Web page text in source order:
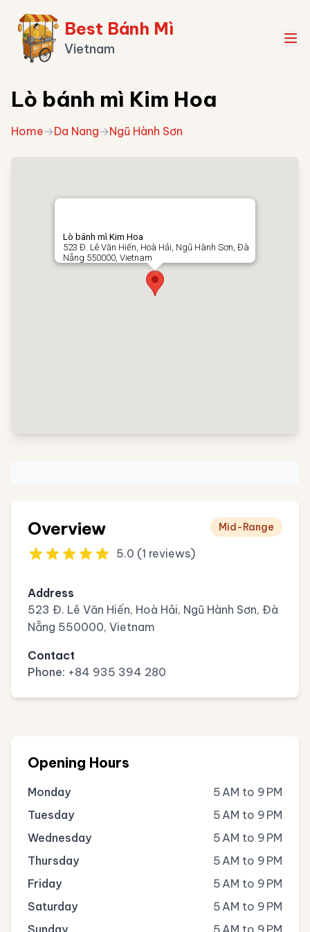
Best Bánh Mì
Vietnam
Lò bánh mì Kim Hoa
Home→Da Nang→Ngũ Hành Sơn
Lò bánh mì Kim Hoa
523 Đ. Lê Văn Hiến, Hoà Hải, Ngũ Hành Sơn, Đà
Nẵng 550000, Vietnam
Overview
5.0 (1 reviews)
Mid-Range
Address
523 Đ. Lê Văn Hiến, Hoà Hải, Ngũ Hành Sơn, Đà
Nẵng 550000, Vietnam
Contact
Phone: +84 935 394 280
Opening Hours
Monday
5 AM to 9 PM
Tuesday
5 AM to 9 PM
Wednesday
5 AM to 9 PM
Thursday
5 AM to 9 PM
Friday
5 AM to 9 PM
Saturday
5 AM to 9 PM
Sunday
5 AM to 9 PM